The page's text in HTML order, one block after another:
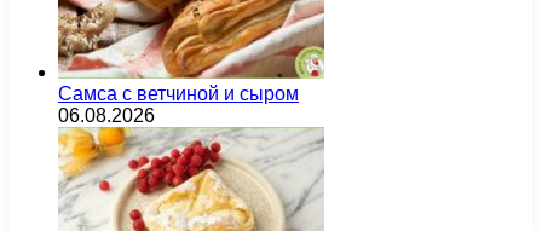
Самса с ветчиной и сыром
06.08.2026